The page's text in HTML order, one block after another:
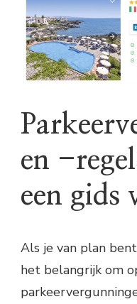
en -
een gids
Als je van plan
het belangrijk om